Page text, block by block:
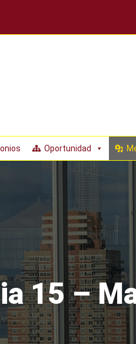
Oportunidad
15 –